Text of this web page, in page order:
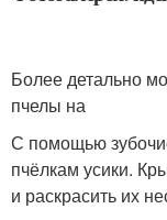
Более детально
пчелы на
С помощью
пчёлкам усики.
и раскрасить их